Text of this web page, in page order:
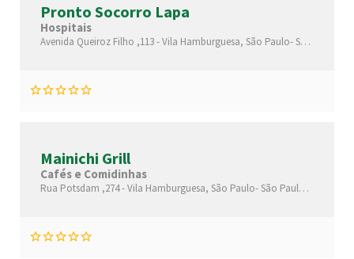
Pronto Socorro Lapa
Hospitais
Avenida Queiroz Filho ,113 -Vila Hamburguesa, São Paulo-São Paulo(SP)
Mainichi Grill
Cafés e Comidinhas
Rua Potsdam ,274 -Vila Hamburguesa, São Paulo-São Paulo(SP)